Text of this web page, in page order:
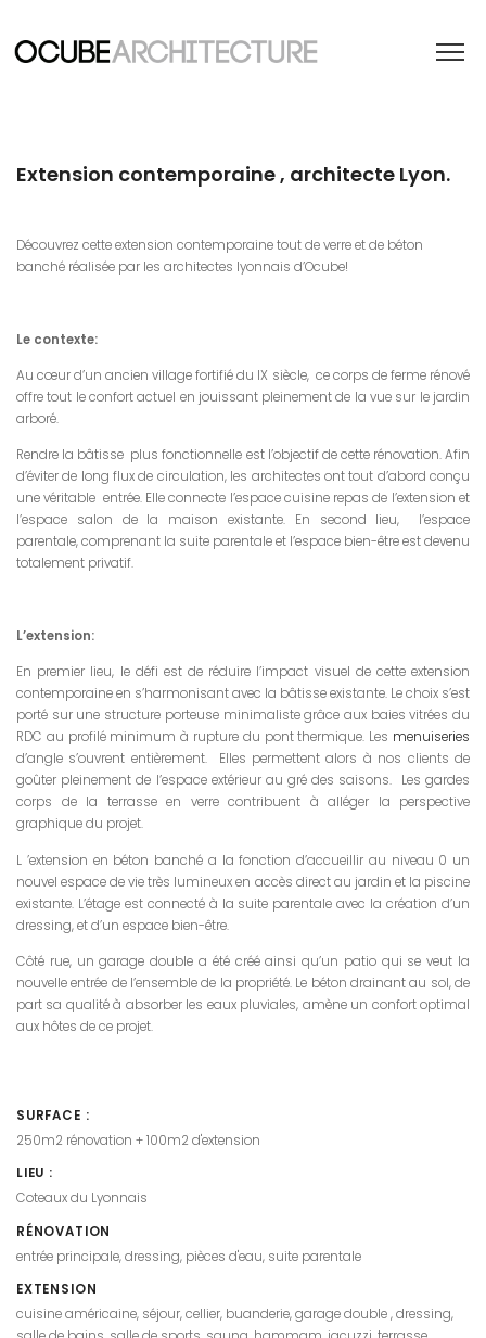
Extension contemporaine , architecte Lyon.
Découvrez cette extension contemporaine tout de verre et de béton
banché réalisée par les architectes lyonnais d’Ocube!
Le contexte:
Au cœur d’un ancien village fortifié du IX siècle, ce corps de ferme rénové
offre tout le confort actuel en jouissant pleinement de la vue sur le jardin
arboré.
Rendre la bâtisse plus fonctionnelle est l’objectif de cette rénovation. Afin
d’éviter de long flux de circulation, les architectes ont tout d’abord conçu
une véritable entrée. Elle connecte l’espace cuisine repas de l’extension et
l’espace salon de la maison existante. En second lieu, l’espace
parentale, comprenant la suite parentale et l’espace bien-être est devenu
totalement privatif.
L’extension:
En premier lieu, le défi est de réduire l’impact visuel de cette extension
contemporaine en s’harmonisant avec la bâtisse existante. Le choix s’est
porté sur une structure porteuse minimaliste grâce aux baies vitrées du
RDC au profilé minimum à rupture du pont thermique. Les menuiseries
d’angle s’ouvrent entièrement. Elles permettent alors à nos clients de
goûter pleinement de l’espace extérieur au gré des saisons. Les gardes
corps de la terrasse en verre contribuent à alléger la perspective
graphique du projet.
L ’extension en béton banché a la fonction d’accueillir au niveau 0 un
nouvel espace de vie très lumineux en accès direct au jardin et la piscine
existante. L’étage est connecté à la suite parentale avec la création d’un
dressing, et d’un espace bien-être.
Côté rue, un garage double a été créé ainsi qu’un patio qui se veut la
nouvelle entrée de l’ensemble de la propriété. Le béton drainant au sol, de
part sa qualité à absorber les eaux pluviales, amène un confort optimal
aux hôtes de ce projet.
SURFACE :
250m2 rénovation + 100m2 d'extension
LIEU :
Coteaux du Lyonnais
RÉNOVATION
entrée principale, dressing, pièces d'eau, suite parentale
EXTENSION
cuisine américaine, séjour, cellier, buanderie, garage double , dressing,